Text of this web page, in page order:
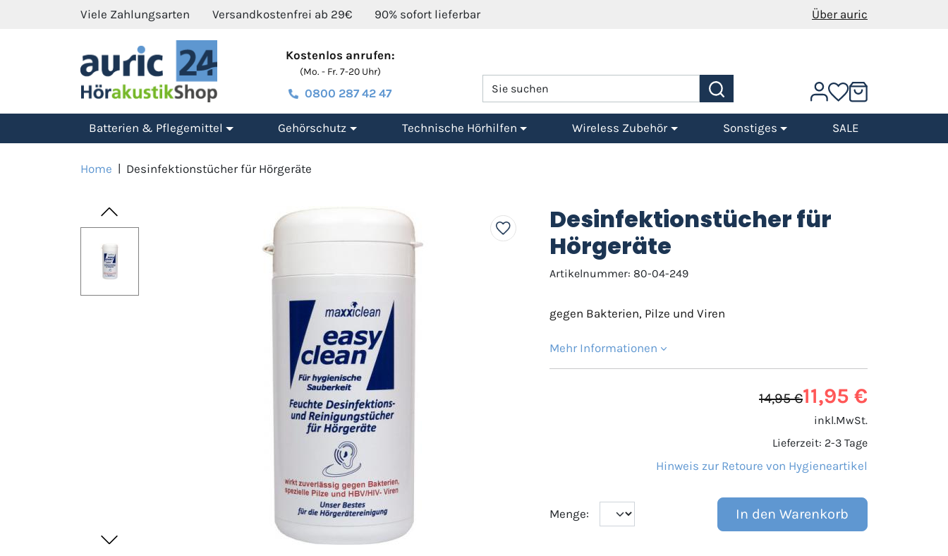
Viele Zahlungsarten Versandkostenfrei ab 29€ 90% sofort lieferbar Über auric
Kostenlos anrufen:
(Mo. - Fr. 7-20 Uhr)
0800 287 42 47
Batterien & Pflegemittel Gehörschutz Technische Hörhilfen Wireless Zubehör Sonstiges SALE
Home | Desinfektionstücher für Hörgeräte
Desinfektionstücher für
Hörgeräte
Artikelnummer: 80-04-249
gegen Bakterien, Pilze und Viren
Mehr Informationen
14,95 €11,95 €
inkl.MwSt.
Lieferzeit: 2-3 Tage
Hinweis zur Retoure von Hygieneartikel
Menge: In den Warenkorb